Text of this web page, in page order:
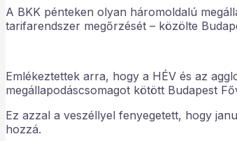
A BKK pénteken olyan háromoldalú
tarifarendszer megőrzését – közölte
Emlékeztettek arra, hogy a HÉV és az
megállapodáscsomagot kötött Budapest
Ez azzal a veszéllyel fenyegetett, hogy
hozzá.